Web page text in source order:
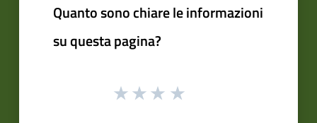
Quanto sono chiare le informazioni
su questa pagina?